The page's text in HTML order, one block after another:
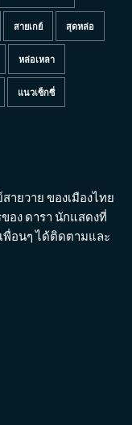
สายเกย์ สุดหล่อ
หล่อเหลา
แนวเซ็กซี่
ายวาย ของเมืองไทย
อง ดารา นักแสดงที่
พื่อนๆ ได้ติดตามและ